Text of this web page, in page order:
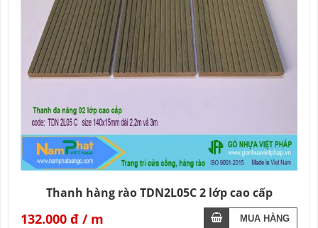
Thanh hàng rào TDN2L05C 2 lớp cao cấp
132.000 đ